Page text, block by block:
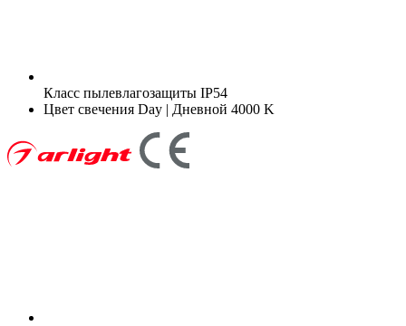
Класс пылевлагозащиты IP54
Цвет свечения Day | Дневной 4000 K